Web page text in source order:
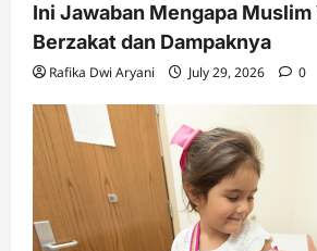
Ini Jawaban Mengapa Muslim
Berzakat dan Dampaknya
Rafika Dwi Aryani July 29, 2026 0